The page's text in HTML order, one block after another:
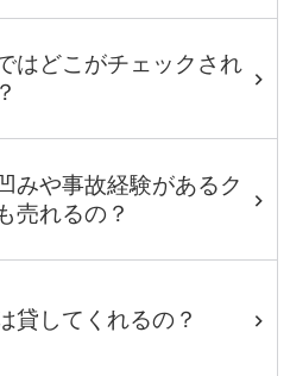
はどこがチェックされ
みや事故経験があるク
売れるの？
貸してくれるの？